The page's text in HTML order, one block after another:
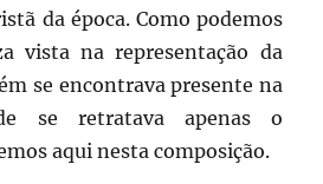
da época. Como podemos
vista na representação da
se encontrava presente na
se retratava apenas o
aqui nesta composição.